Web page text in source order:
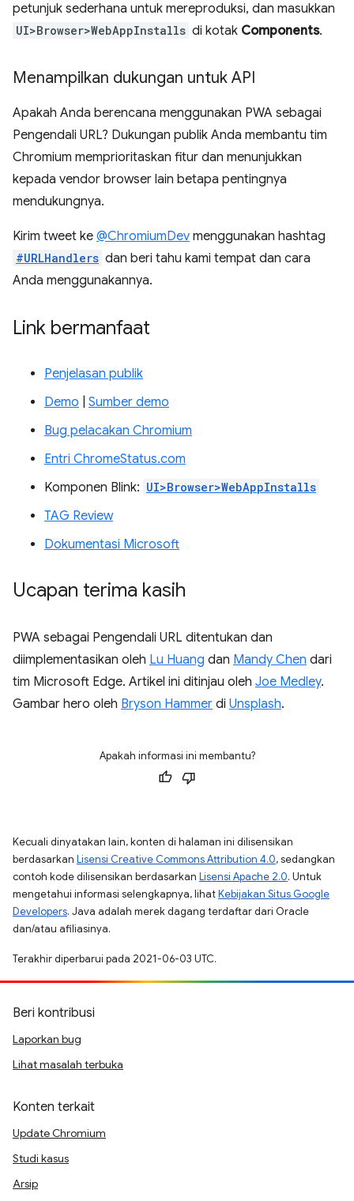
petunjuk sederhana untuk mereproduksi, dan masukkan
UI>Browser>WebAppInstalls di kotak Components.
Menampilkan dukungan untuk API
Apakah Anda berencana menggunakan PWA sebagai
Pengendali URL? Dukungan publik Anda membantu tim
Chromium memprioritaskan fitur dan menunjukkan
kepada vendor browser lain betapa pentingnya
mendukungnya.
Kirim tweet ke @ChromiumDev menggunakan hashtag
#URLHandlers dan beri tahu kami tempat dan cara
Anda menggunakannya.
Link bermanfaat
Penjelasan publik
Demo
Sumber demo
Bug pelacakan Chromium
Entri ChromeStatus.com
Komponen Blink: UI>Browser>WebAppInstalls
TAG Review
Dokumentasi Microsoft
Ucapan terima kasih
PWA sebagai Pengendali URL ditentukan dan
diimplementasikan oleh Lu Huang dan Mandy Chen dari
tim Microsoft Edge. Artikel ini ditinjau oleh Joe Medley.
Gambar hero oleh Bryson Hammer di Unsplash.
Apakah informasi ini membantu?
Kecuali dinyatakan lain, konten di halaman ini dilisensikan
berdasarkan Lisensi Creative Commons Attribution 4.0, sedangkan
contoh kode dilisensikan berdasarkan Lisensi Apache 2.0. Untuk
mengetahui informasi selengkapnya, lihatKebijakan Situs Google
Developers. Java adalah merek dagang terdaftar dari Oracle
dan/atau afiliasinya.
Terakhir diperbarui pada 2021-06-03 UTC.
Beri kontribusi
Laporkan bug
Lihat masalah terbuka
Konten terkait
Update Chromium
Studi kasus
Arsip